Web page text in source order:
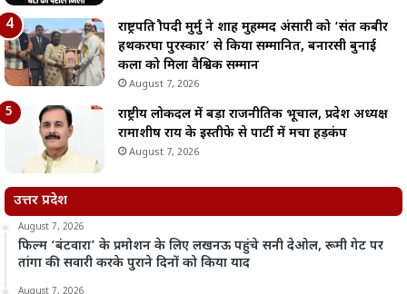
राष्ट्रपति द्रौपदी मुर्मु ने शाह मुहम्मद अंसारी को ‘संत कबीर
हथकरघा पुरस्कार’ से किया सम्मानित, बनारसी बुनाई
कला को मिला वैश्विक सम्मान
August 7, 2026
राष्ट्रीय लोकदल में बड़ा राजनीतिक भूचाल, प्रदेश अध्यक्ष
रामाशीष राय के इस्तीफे से पार्टी में मचा हड़कंप
August 7, 2026
उत्तर प्रदेश
August 7, 2026
फिल्म ‘बंटवारा’ के प्रमोशन के लिए लखनऊ पहुंचे सनी देओल, रूमी गेट पर
तांगा की सवारी करके पुराने दिनों को किया याद